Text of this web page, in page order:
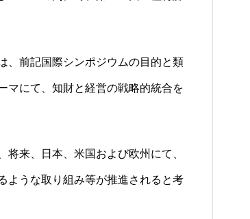
、前記国際シンポジウムの目的と類
マにて、知財と経営の戦略的統合を
来、日本、米国および欧州にて、
ような取り組み等が推進されると考